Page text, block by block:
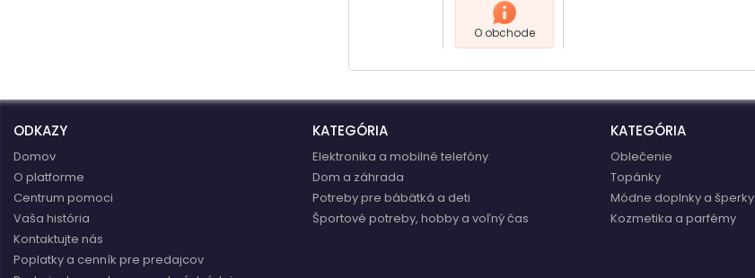
O obchode
ODKAZY
Domov
O platforme
Centrum pomoci
Vaša história
Kontaktujte nás
Poplatky a cenník pre predajcov
KATEGÓRIA
Elektronika a mobilné telefóny
Dom a záhrada
Potreby pre bábätká a deti
Športové potreby, hobby a voľný čas
KATEGÓRIA
Oblečenie
Topánky
Módne doplnky a šperky
Kozmetika a parfémy